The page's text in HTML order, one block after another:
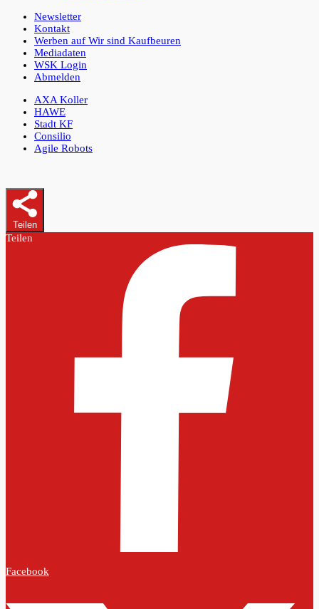
Newsletter
Kontakt
Werben auf Wir sind Kaufbeuren
Mediadaten
WSK Login
Abmelden
AXA Koller
HAWE
Stadt KF
Consilio
Agile Robots
Teilen
Teilen
Facebook